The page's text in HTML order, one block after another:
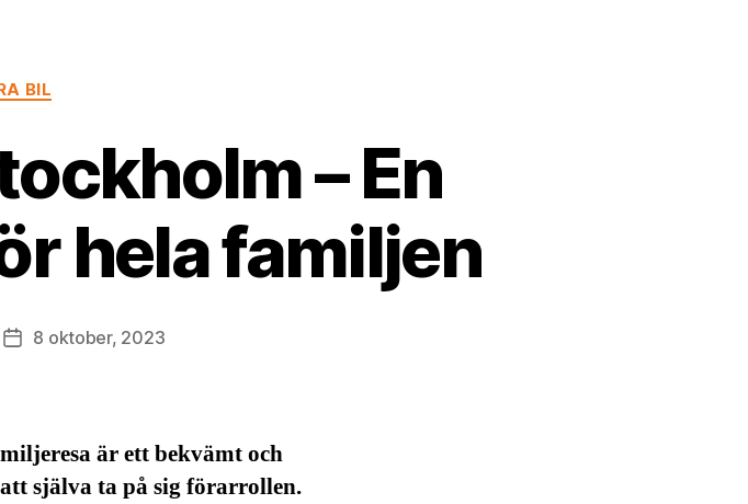
Kategorier
BIL
– En
hela familjen
Inläggsdatum
8 oktober, 2023
är ett bekvämt och
själva ta på sig förarrollen.